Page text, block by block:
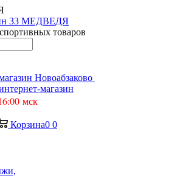
товаров
Новоабзаково
магазин
мск
Корзина0 0